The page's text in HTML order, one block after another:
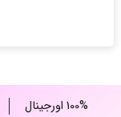
100% اورجینال